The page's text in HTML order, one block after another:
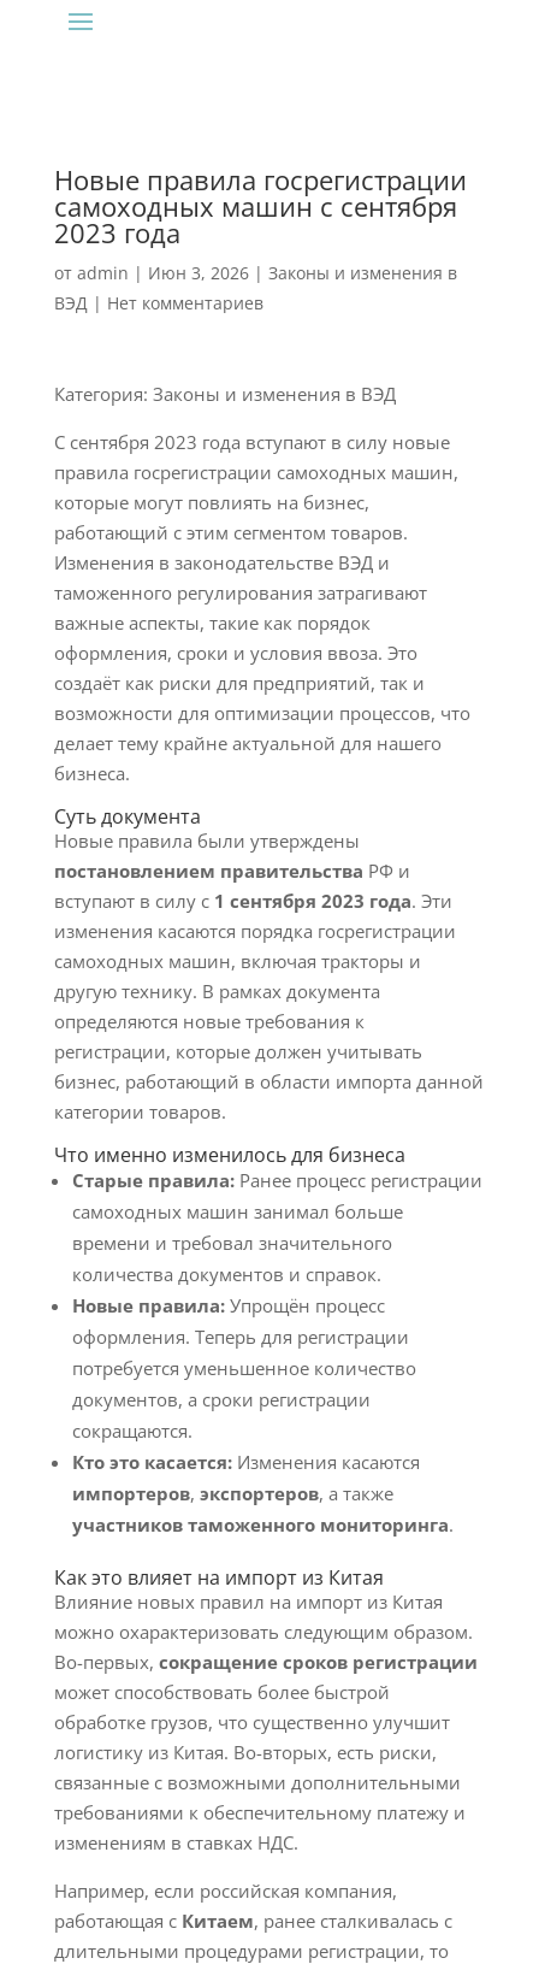
Новые правила госрегистрации
самоходных машин с сентября
2023 года
от admin | Июн 3, 2026| Законы и изменения в
ВЭД| Нет комментариев
Категория: Законы и изменения в ВЭД
С сентября 2023 года вступают в силу новые
правила госрегистрации самоходных машин,
которые могут повлиять на бизнес,
работающий с этим сегментом товаров.
Изменения в законодательстве ВЭД и
таможенного регулирования затрагивают
важные аспекты, такие как порядок
оформления, сроки и условия ввоза. Это
создаёт как риски для предприятий, так и
возможности для оптимизации процессов, что
делает тему крайне актуальной для нашего
бизнеса.
Суть документа
Новые правила были утверждены
постановлением правительства РФ и
вступают в силу с 1 сентября 2023 года. Эти
изменения касаются порядка госрегистрации
самоходных машин, включая тракторы и
другую технику. В рамках документа
определяются новые требования к
регистрации, которые должен учитывать
бизнес, работающий в области импорта данной
категории товаров.
Что именно изменилось для бизнеса
Старые правила:Ранее процесс регистрации
самоходных машин занимал больше
времени и требовал значительного
количества документов и справок.
Новые правила:Упрощён процесс
оформления. Теперь для регистрации
потребуется уменьшенное количество
документов, а сроки регистрации
сокращаются.
Кто это касается:Изменения касаются
импортеров, экспортеров, а также
участников таможенного мониторинга.
Как это влияет на импорт из Китая
Влияние новых правил на импорт из Китая
можно охарактеризовать следующим образом.
Во-первых, сокращение сроков регистрации
может способствовать более быстрой
обработке грузов, что существенно улучшит
логистику из Китая. Во-вторых, есть риски,
связанные с возможными дополнительными
требованиями к обеспечительному платежу и
изменениям в ставках НДС.
Например, если российская компания,
работающая с Китаем, ранее сталкивалась с
длительными процедурами регистрации, то